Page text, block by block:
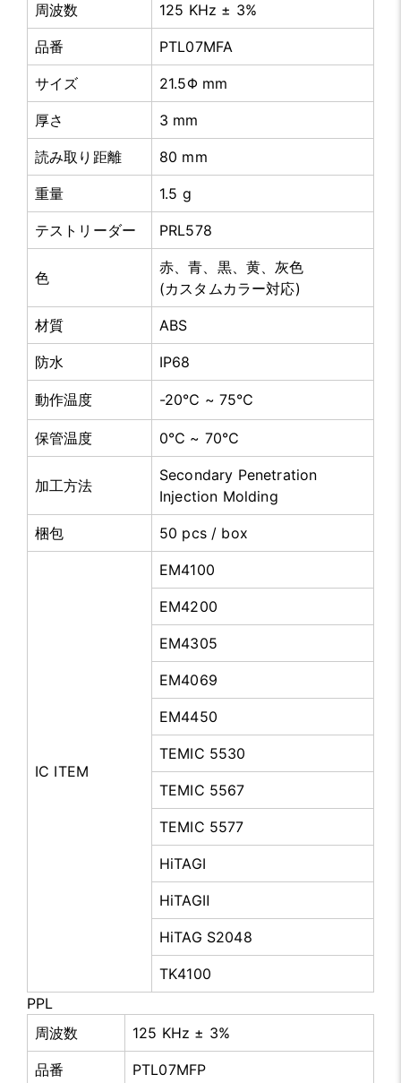
周波数 125 KHz ± 3%
品番 PTL07MFA
サイズ 21.5Φ mm
厚さ 3 mm
読み取り距離 80 mm
重量 1.5 g
テストリーダー PRL578
色
赤、青、黒、黄、灰色
(カスタムカラー対応)
材質 ABS
防水 IP68
動作温度 -20℃ ~ 75℃
保管温度 0℃ ~ 70℃
加工方法
Secondary Penetration
Injection Molding
梱包 50 pcs / box
IC ITEM
EM4100
EM4200
EM4305
EM4069
EM4450
TEMIC 5530
TEMIC 5567
TEMIC 5577
HiTAGⅠ
HiTAGⅡ
HiTAG S2048
TK4100
PPL
周波数
125 KHz ± 3%
品番 PTL07MFP